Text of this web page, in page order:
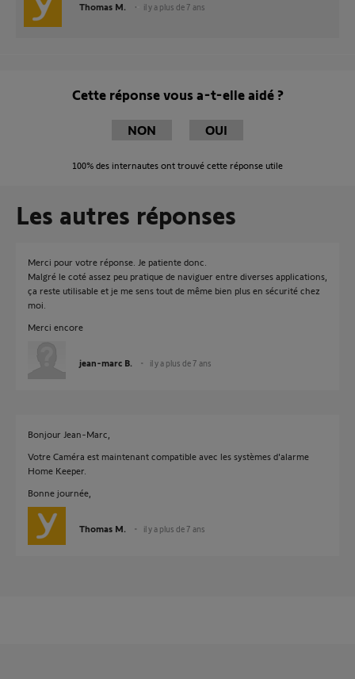
Thomas M. il y a plus de 7 ans
Cette réponse vous a-t-elle aidé ?
NON OUI
100% des internautes ont trouvé cette réponse utile
Les autres réponses
Merci pour votre réponse. Je patiente donc.
Malgré le coté assez peu pratique de naviguer entre diverses applications,
ça reste utilisable et je me sens tout de même bien plus en sécurité chez
moi.
Merci encore
jean-marc B. il y a plus de 7 ans
Bonjour Jean-Marc,
Votre Caméra est maintenant compatible avec les systèmes d'alarme
Home Keeper.
Bonne journée,
Thomas M. il y a plus de 7 ans